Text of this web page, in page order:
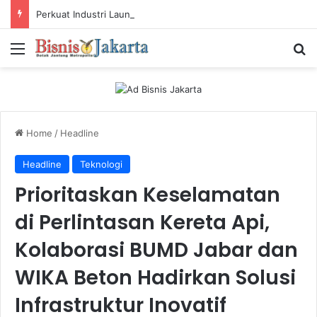
Menu
Home / Headline
Headline Teknologi
Prioritaskan Keselamatan
di Perlintasan Kereta Api,
Kolaborasi BUMD Jabar dan
WIKA Beton Hadirkan Solusi
Infrastruktur Inovatif